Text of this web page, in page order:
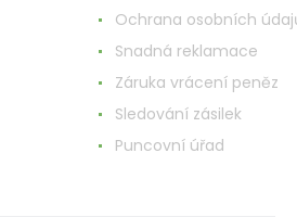
Ochrana osobních
Snadná reklamace
Záruka vrácení peněz
Sledování zásilek
Puncovní úřad